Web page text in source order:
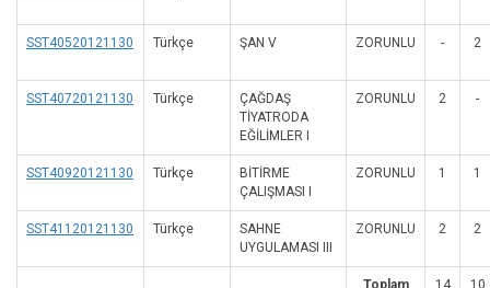
SST40520121130 Türkçe ŞAN V ZORUNLU - 2
SST40720121130 Türkçe
ÇAĞDAŞ
TİYATRODA
EĞİLİMLER I
ZORUNLU 2 -
SST40920121130 Türkçe
BİTİRME
ÇALIŞMASI I
ZORUNLU 1 1
SST41120121130 Türkçe
SAHNE
UYGULAMASI III
ZORUNLU 2 2
Toplam 14 10